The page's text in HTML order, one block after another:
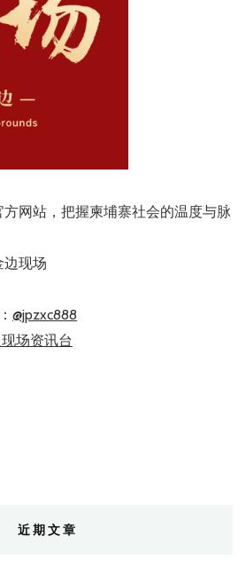
网站，把握柬埔寨社会的温度与脉
边现场
@jpzxc888
场资讯台
近期文章